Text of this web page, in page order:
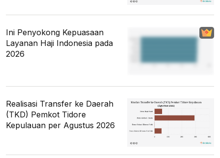
Ini Penyokong Kepuasaan
Layanan Haji Indonesia pada
2026
Realisasi Transfer ke Daerah
(TKD) Pemkot Tidore
Kepulauan per Agustus 2026